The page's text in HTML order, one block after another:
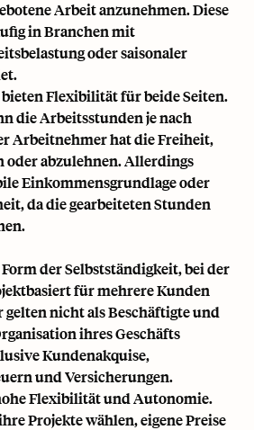
Arbeit anzunehmen. Diese
in Branchen mit
oder saisonaler
Flexibilität für beide Seiten.
die Arbeitsstunden je nach
Arbeitnehmer hat die Freiheit,
oder abzulehnen. Allerdings
Einkommensgrundlage oder
da die gearbeiteten Stunden
der Selbstständigkeit, bei der
für mehrere Kunden
gelten nicht als Beschäftigte und
ihres Geschäfts
Kundenakquise,
und Versicherungen.
Flexibilität und Autonomie.
Projekte wählen, eigene Preise